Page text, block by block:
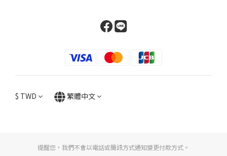
$ TWD 繁體中文
提醒您，我們不會以電話或簡訊方式通知變更付款方式。